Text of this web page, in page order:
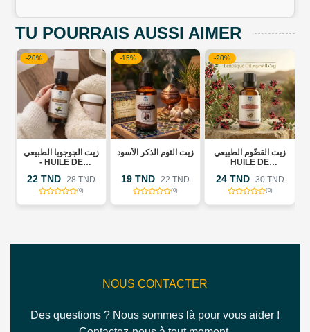
TU POURRAIS AUSSI AIMER
زيت
28 TND
-15%
زيت الثوم الذكر الأسود
19 TND 22 TND
-20%
زيت القضّوم الطبيعي
PISTACHIER
24 TND 30 TND
HUILE DE
MASSAGE
ONE TOUCH
ACTIVE
26 TND
NOUS CONTACTER
Des questions ? Nous sommes là pour vous aider !